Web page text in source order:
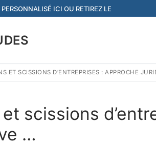
ICI OU RETIREZ LE
ET SCISSIONS D’ENTREPRISES : APPROCHE
scissions
…